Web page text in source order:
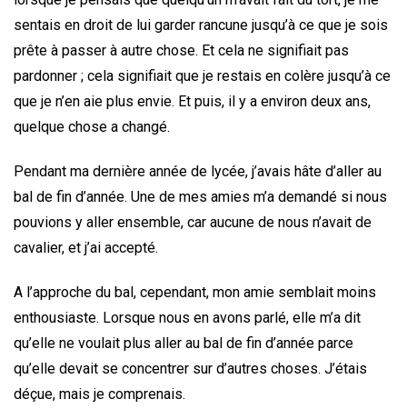
sentais en droit de lui garder rancune jusqu’à ce que je sois
prête à passer à autre chose. Et cela ne signifiait pas
pardonner ; cela signifiait que je restais en colère jusqu’à ce
que je n’en aie plus envie. Et puis, il y a environ deux ans,
quelque chose a changé.
Pendant ma dernière année de lycée, j’avais hâte d’aller au
bal de fin d’année. Une de mes amies m’a demandé si nous
pouvions y aller ensemble, car aucune de nous n’avait de
cavalier, et j’ai accepté.
A l’approche du bal, cependant, mon amie semblait moins
enthousiaste. Lorsque nous en avons parlé, elle m’a dit
qu’elle ne voulait plus aller au bal de fin d’année parce
qu’elle devait se concentrer sur d’autres choses. J’étais
déçue, mais je comprenais.